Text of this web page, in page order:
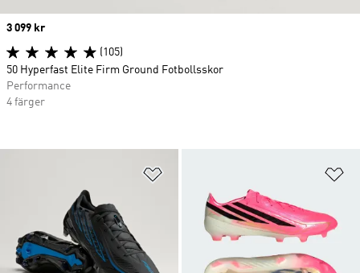
Price
3 099 kr
(105)
50 Hyperfast Elite Firm Ground Fotbollsskor
Performance
4 färger